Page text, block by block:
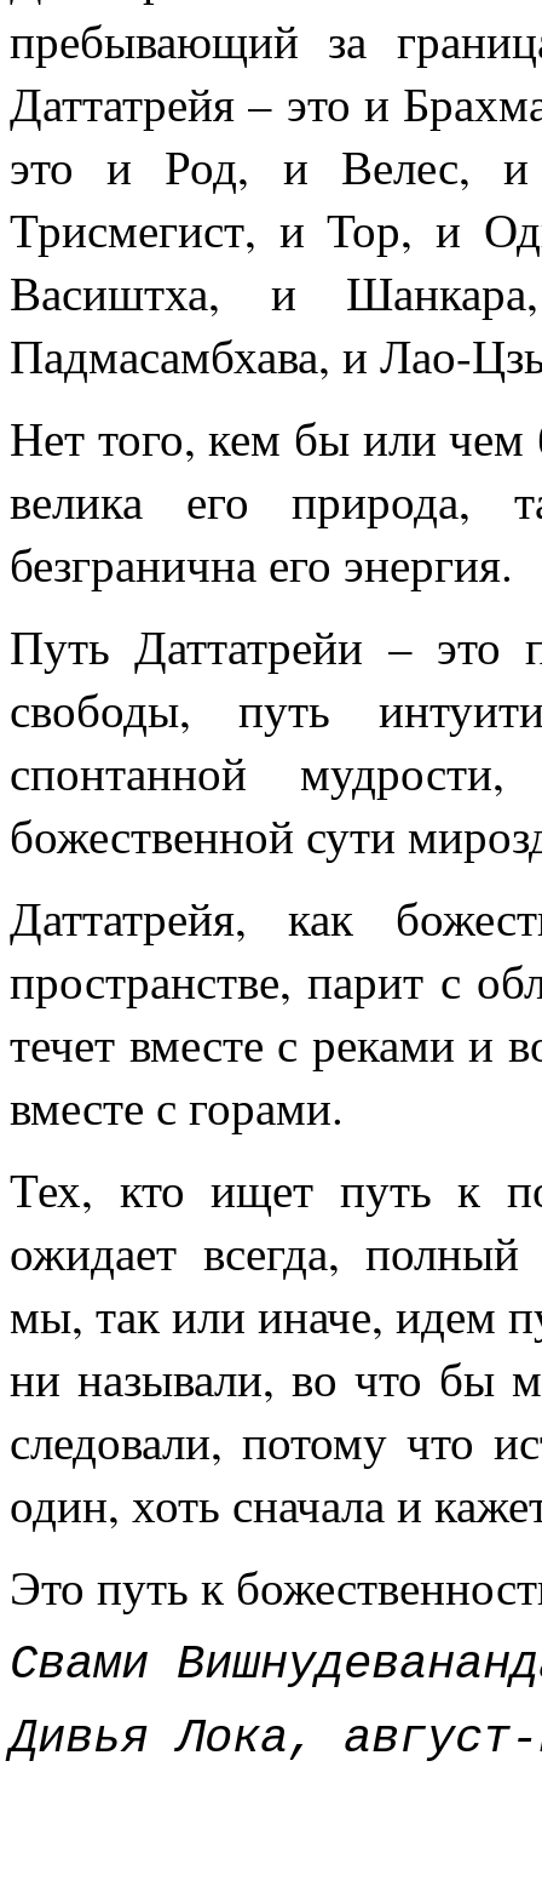
пребывающий за
Даттатрейя – это и
это и Род, и Велес,
Трисмегист, и Тор, и
Васиштха, и
Падмасамбхава, и Лао-
Нет того, кем бы или чем
велика его природа,
безгранична его энергия.
Путь Даттатрейи – это
свободы, путь
спонтанной
божественной сути
Даттатрейя, как
пространстве, парит с
течет вместе с реками и
вместе с горами.
Тех, кто ищет путь к
ожидает всегда,
мы, так или иначе, идем
ни называли, во что
следовали, потому что
один, хоть сначала и
Это путь к
Свами
Дивья Лока,